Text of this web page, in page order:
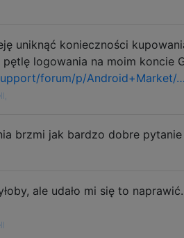
uniknąć konieczności
pętlę logowania na moim koncie
forum/p/Android+Market/…
brzmi jak bardzo dobre pytanie
ale udało mi się to